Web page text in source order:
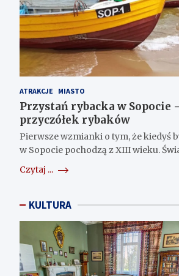
ATRAKCJE MIASTO
Przystań rybacka w Sopocie
przyczółek rybaków
Pierwsze wzmianki o tym, że kiedyś
w Sopocie pochodzą z XIII wieku.
Czytaj ...
KULTURA